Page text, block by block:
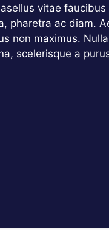
vitae
pharetra ac diam.
non maximus.
scelerisque a